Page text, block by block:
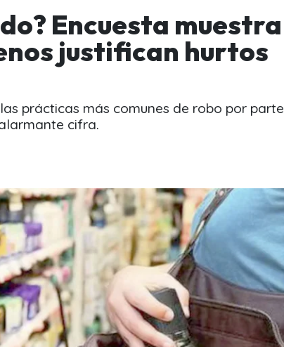
Encuesta muestra
justifican hurtos
prácticas más comunes de robo por parte
cifra.